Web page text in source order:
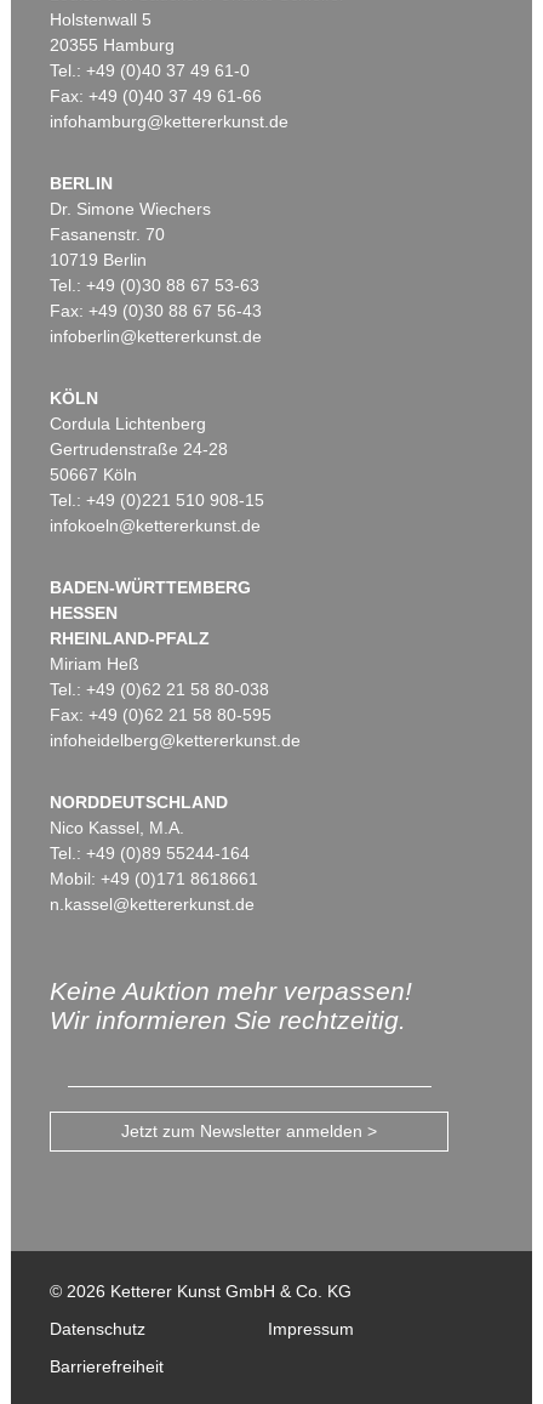
Holstenwall 5
20355 Hamburg
Tel.: +49 (0)40 37 49 61-0
Fax: +49 (0)40 37 49 61-66
infohamburg@kettererkunst.de
BERLIN
Dr. Simone Wiechers
Fasanenstr. 70
10719 Berlin
Tel.: +49 (0)30 88 67 53-63
Fax: +49 (0)30 88 67 56-43
infoberlin@kettererkunst.de
KÖLN
Cordula Lichtenberg
Gertrudenstraße 24-28
50667 Köln
Tel.: +49 (0)221 510 908-15
infokoeln@kettererkunst.de
BADEN-WÜRTTEMBERG
HESSEN
RHEINLAND-PFALZ
Miriam Heß
Tel.: +49 (0)62 21 58 80-038
Fax: +49 (0)62 21 58 80-595
infoheidelberg@kettererkunst.de
NORDDEUTSCHLAND
Nico Kassel, M.A.
Tel.: +49 (0)89 55244-164
Mobil: +49 (0)171 8618661
n.kassel@kettererkunst.de
Keine Auktion mehr verpassen!
Wir informieren Sie rechtzeitig.
Jetzt zum Newsletter anmelden >
© 2026 Ketterer Kunst GmbH & Co. KG
Datenschutz
Impressum
Barrierefreiheit